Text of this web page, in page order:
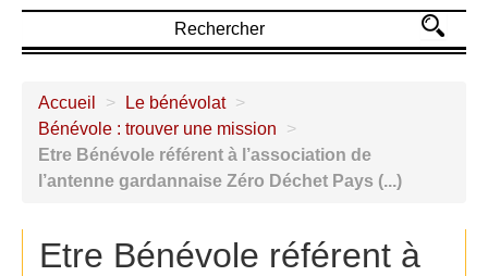
Accueil > Le bénévolat >
Bénévole : trouver une mission
>
Etre Bénévole référent à l’association de
l’antenne gardannaise Zéro Déchet Pays (...)
Etre Bénévole référent à